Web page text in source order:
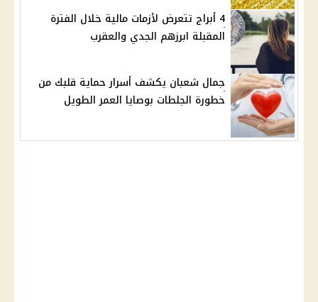
4 أبراج تتعرض لأزمات مالية خلال الفترة
المقبلة ابرزهم الجدي والعقرب
جمال شعبان يكشف أسرار حماية قلبك من
خطورة الجلطات بوصايا العمر الطويل